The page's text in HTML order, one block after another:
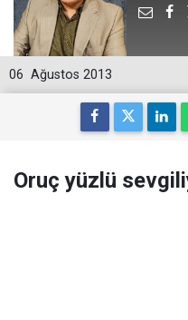
06 Ağustos 2013
Oruç yüzlü